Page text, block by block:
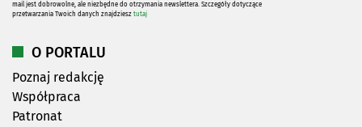
mail jest dobrowolne, ale niezbędne do otrzymania newslettera. Szczegóły dotyczące
przetwarzania Twoich danych znajdziesz tutaj
O PORTALU
Poznaj redakcję
Współpraca
Patronat